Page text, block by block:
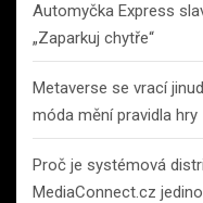
Automyčka Express
„Zaparkuj chytře“
Metaverse se vrací
móda mění pravidla hry
Proč je systémová
MediaConnect.cz